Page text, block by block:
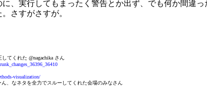
、実行してもまったく警告とか出ず、でも何か間違
さすがさすが。
てくれた @nagachika さん
visualization/
、なネタを全力でスルーしてくれた会場のみなさん